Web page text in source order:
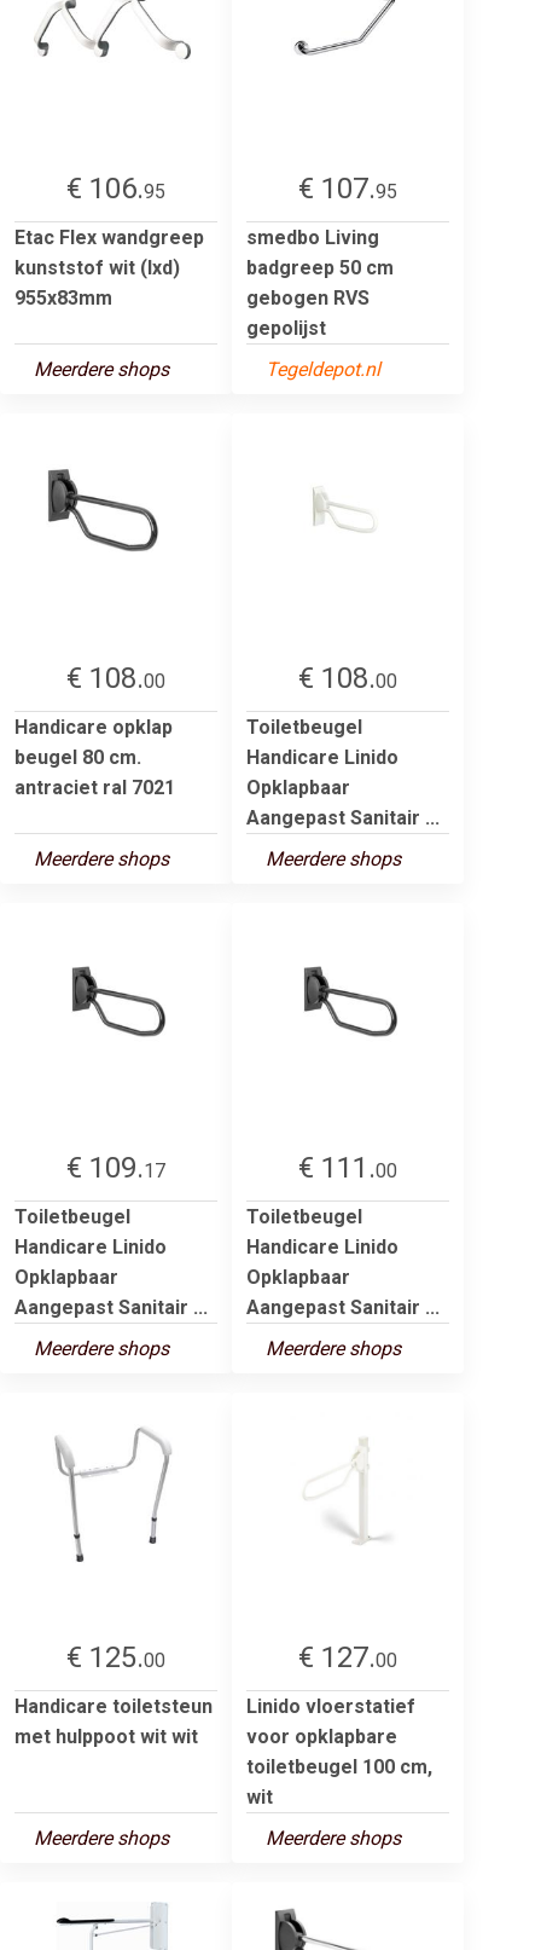
€ 106.95
Etac Flex wandgreep
kunststof wit (lxd)
955x83mm
Meerdere shops
€ 107.95
smedbo Living
badgreep 50 cm
gebogen RVS
gepolijst
Tegeldepot.nl
€ 108.00
Handicare opklap
beugel 80 cm.
antraciet ral 7021
Meerdere shops
€ 108.00
Toiletbeugel
Handicare Linido
Opklapbaar
Aangepast Sanitair ...
Meerdere shops
€ 109.17
Toiletbeugel
Handicare Linido
Opklapbaar
Aangepast Sanitair ...
Meerdere shops
€ 111.00
Toiletbeugel
Handicare Linido
Opklapbaar
Aangepast Sanitair ...
Meerdere shops
€ 125.00
Handicare toiletsteun
met hulppoot wit wit
Meerdere shops
€ 127.00
Linido vloerstatief
voor opklapbare
toiletbeugel 100 cm,
wit
Meerdere shops